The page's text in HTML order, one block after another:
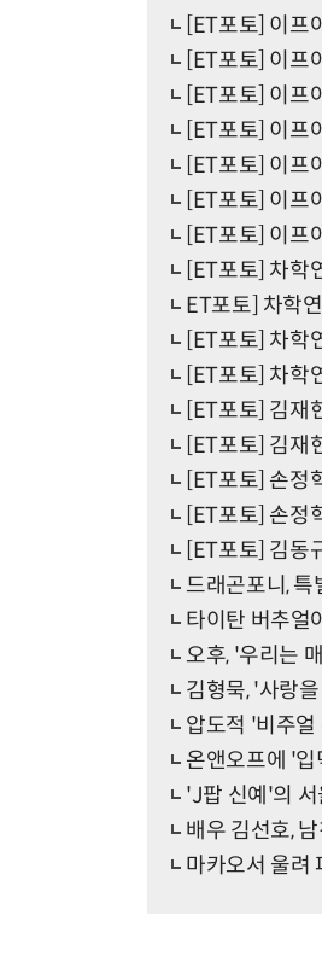
[ET포토] 이
[ET포토] 이
[ET포토] 이프
[ET포토] 이프
[ET포토] 이프
[ET포토] 이
[ET포토] 이프
[ET포토] 차학
ET포토] 차학
[ET포토] 차학
[ET포토] 차학
[ET포토] 김재
[ET포토] 김재
[ET포토] 손정
[ET포토] 손정
[ET포토] 김동
드래곤포니,
타이탄 버추얼
오후, '우리는
김형묵, '사랑
압도적 '비주
온앤오프에 '
'J팝 신예'의
배우 김선호,
마카오서 울려